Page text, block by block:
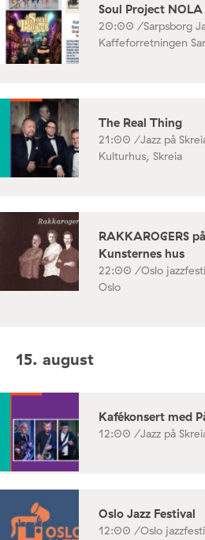
Soul Project NOLA
20:00 /Sarpsborg
Kaffeforretningen
The Real Thing
21:00 /Jazz på
Kulturhus, Skreia
RAKKAROGERS
Kunsternes hus
22:00 /Oslo
Oslo
15. august
Kafékonsert med
12:00 /Jazz på
Oslo Jazz Festival
12:00 /Oslo